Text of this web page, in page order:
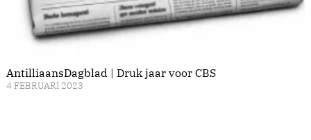
AntilliaansDagblad | Druk jaar voor CBS
4 FEBRUARI 2023